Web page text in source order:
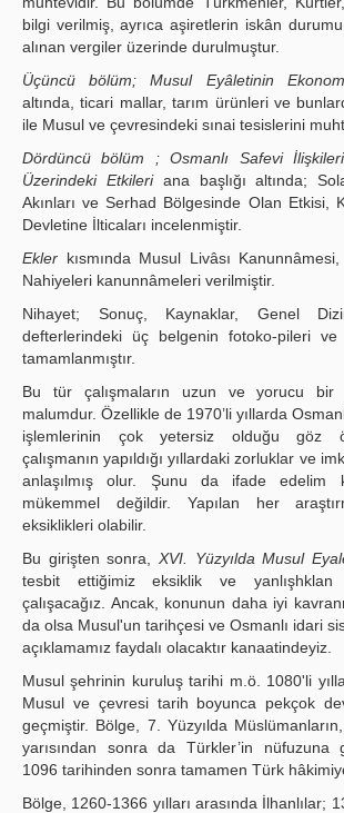
bilgi verilmiş, ayrıca aşiretlerin iskân
alınan vergiler üzerinde durulmuştur.
Üçüncü bölüm; Musul Eyâletinin
altında, ticari mallar, tarım ürünleri ve
ile Musul ve çevresindeki sınai tesislerini
Dördüncü bölüm ; Osmanlı Safevi
Üzerindeki Etkileriana başlığı altında;
Akınları ve Serhad Bölgesinde Olan Etkisi,
Devletine İlticaları incelenmiştir.
Ekler kısmında Musul Livâsı
Nahiyeleri kanunnâmeleri verilmiştir.
Nihayet; Sonuç, Kaynaklar, Genel
defterlerindeki üç belgenin fotoko-pileri
tamamlanmıştır.
Bu tür çalışmaların uzun ve yorucu bir
malumdur. Özellikle de 1970’li yıllarda
işlemlerinin çok yetersiz olduğu göz
çalışmanın yapıldığı yıllardaki zorluklar ve
anlaşılmış olur. Şunu da ifade edelim
mükemmel değildir. Yapılan her
eksiklikleri olabilir.
Bu girişten sonra, XVI. Yüzyılda Musul
tesbit ettiğimiz eksiklik ve yanlışhklan
çalışacağız. Ancak, konunun daha iyi
da olsa Musul'un tarihçesi ve Osmanlı idari
açıklamamız faydalı olacaktır kanaatindeyiz.
Musul şehrinin kuruluş tarihi m.ö. 1080'li
Musul ve çevresi tarih boyunca pekçok
geçmiştir. Bölge, 7. Yüzyılda
yarısından sonra da Türkler’in nüfuzuna
1096 tarihinden sonra tamamen Türk
Bölge, 1260-1366 yılları arasında İlhanlılar;